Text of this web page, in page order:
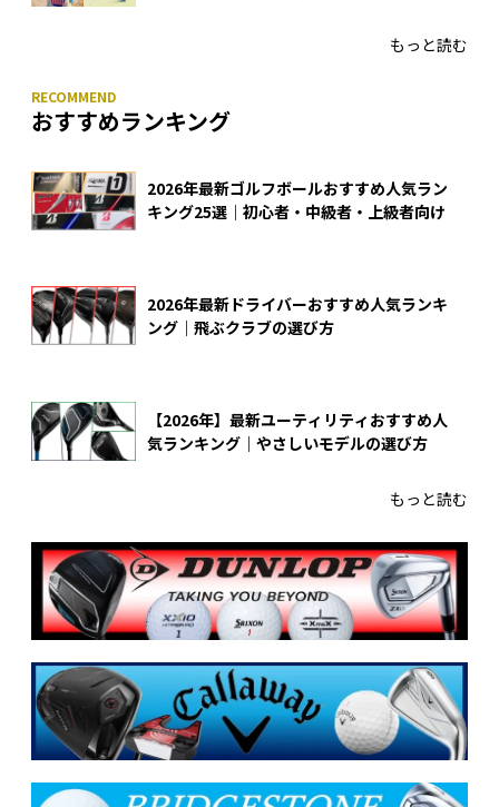
もっと読む
おすすめランキング
2026年最新ゴルフボールおすすめ人気ラン
キング25選｜初心者・中級者・上級者向け
2026年最新ドライバーおすすめ人気ランキ
ング｜飛ぶクラブの選び方
【2026年】最新ユーティリティおすすめ人
気ランキング｜やさしいモデルの選び方
もっと読む